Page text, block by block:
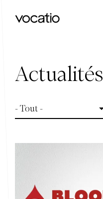
Actualités